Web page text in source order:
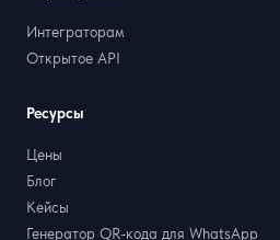
Интеграторам
Открытое API
Ресурсы
Цены
Блог
Кейсы
Генератор QR-кода для WhatsApp